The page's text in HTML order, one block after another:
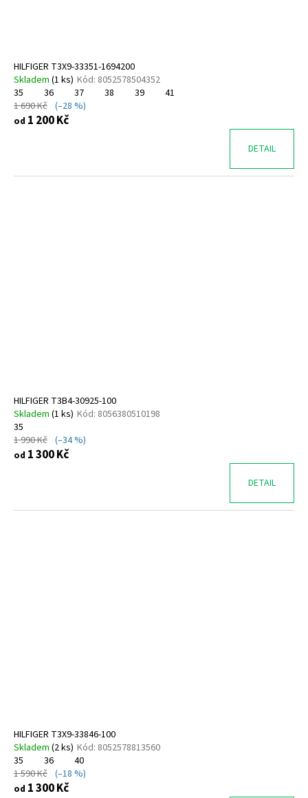
HILFIGER T3X9-33351-1694200
Skladem (1 ks) Kód: 8052578504352
35
36 37 38 39
41
1 690 Kč (–28 %)
od 1 200 Kč
DETAIL
HILFIGER T3B4-30925-100
Skladem (1 ks) Kód: 8056380510198
35
1 990 Kč (–34 %)
od 1 300 Kč
DETAIL
HILFIGER T3X9-33846-100
Skladem (2 ks) Kód: 8052578813560
35
36
40
1 590 Kč (–18 %)
od 1 300 Kč